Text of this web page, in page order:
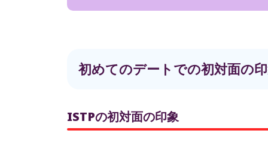
初めてのデートでの初対面の
ISTPの初対面の印象